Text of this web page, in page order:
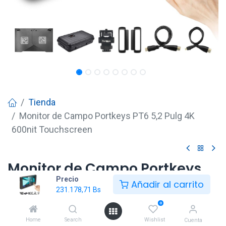
Precio
231.178,71 Bs Añadir al carrito
Home Search
0
Wishlist Cuenta
Tienda
Monitor de Campo Portkeys PT6 5,2 Pulg 4K
600nit Touchscreen
Monitor de Campo Portkeys
PT6 5,2 Pulg 4K 600nit
Touchscreen